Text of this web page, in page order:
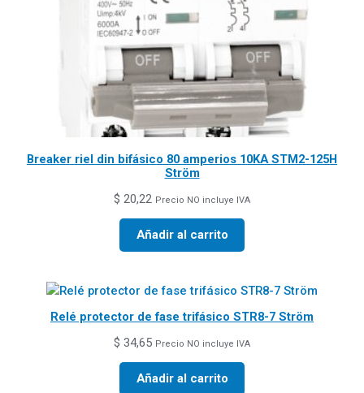
Breaker riel din bifásico 80 amperios 10KA STM2-125H
Ström
$ 20,22 Precio NO incluye IVA
Añadir al carrito
Relé protector de fase trifásico STR8-7 Ström
$ 34,65 Precio NO incluye IVA
Añadir al carrito